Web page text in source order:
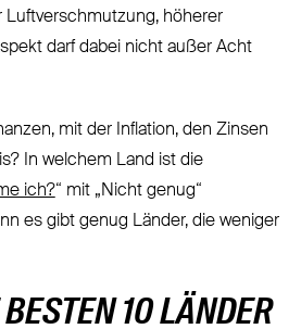
Luftverschmutzung, höherer
darf dabei nicht außer Acht
mit der Inflation, den Zinsen
In welchem Land ist die
ich?“ mit „Nicht genug“
es gibt genug Länder, die weniger
10 LÄNDER